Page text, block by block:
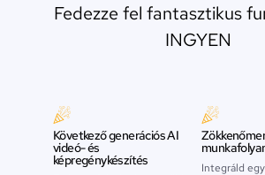
Fedezze fel fantasztikus
INGYEN
Következő generációs AI
videó- és
képregénykészítés
Integráld